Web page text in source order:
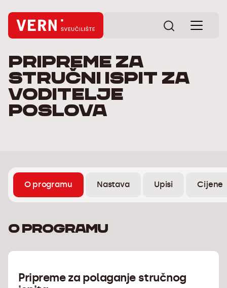
Pripreme za
stručni ispit za
Voditelje
poslova
O programu Nastava Upisi Cijene
O programu
Pripreme za polaganje stručnog